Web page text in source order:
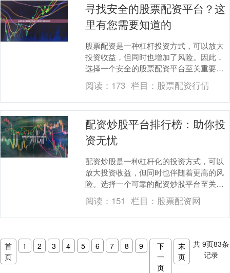
寻找安全的股票配资平台？这
里有您需要知道的
股票配资是一种杠杆投资方式，可以放大
投资收益，但同时也增加了风险。因此，
选择一个安全的股票配资平台至关重要。
**评估平台的安全性** * **监管合规性：
**....
阅读： 173 栏目： 股票配资行情
配资炒股平台排行榜：助你投
资无忧
配资炒股是一种杠杆化的投资方式，可以
放大投资收益，但同时也伴随着更高的风
险。选择一个可靠的配资炒股平台至关重
要，它可以帮助你规避风险股票配资股票
配资公司，实现投....
阅读： 151 栏目： 股票配资网
首
页
1 2 3 4 5 6 7 8 9
下
一
页
末
页
共9页83条
记录